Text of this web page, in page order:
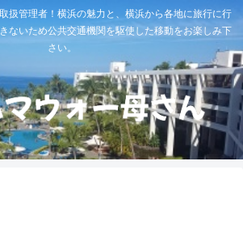
扱管理者！横浜の魅力と、横浜から各地に旅行に行
ないため公共交通機関を駆使した移動をお楽しみ下
さい。